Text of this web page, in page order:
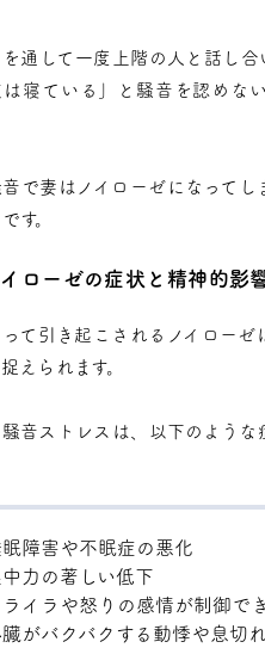
通して一度上階の人と話し
寝ている」と騒音を認めな
で妻はノイローゼになって
す。
ローゼの症状と精神的影
て引き起こされるノイローゼ
えられます。
音ストレスは、以下のような
障害や不眠症の悪化
力の著しい低下
イラや怒りの感情が制御で
がバクバクする動悸や息切れ